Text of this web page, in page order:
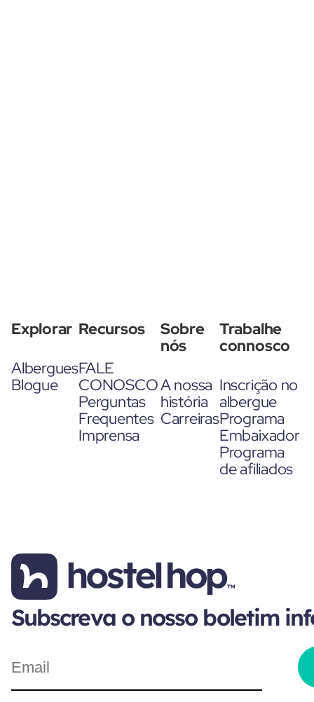
Explorar
Albergues
Blogue
Recursos
FALE
CONOSCO
Perguntas
Frequentes
Imprensa
Sobre
nós
A nossa
história
Carreiras
Trabalhe
connosco
Inscrição no
albergue
Programa
Embaixador
Programa
de afiliados
Subscreva o nosso boletim